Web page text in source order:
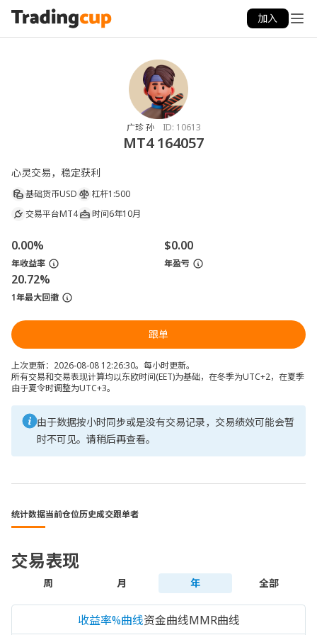
加入
广珍 孙 ID: 10613
MT4 164057
心灵交易，稳定获利
基础货币USD 杠杆1:500
交易平台MT4 时间6年10月
0.00%
年收益率
$0.00
年盈亏
20.72%
1年最大回撤
跟单
上次更新：2026-08-08 12:26:30。每小时更新。
所有交易和交易表现计算均以东欧时间(EET)为基础，在冬季为UTC+2，在夏季
由于夏令时调整为UTC+3。
由于数据按小时同步或是没有交易记录，交易绩效可能会暂
时不可见。请稍后再查看。
统计数据当前仓位历史成交跟单者
交易表现
周 月 年 全部
收益率%曲线资金曲线MMR曲线